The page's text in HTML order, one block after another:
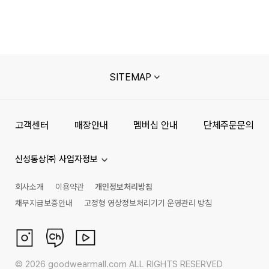
SITEMAP
고객센터 매장안내 멤버십 안내 단체주문문의
신성통상㈜ 사업자정보
회사소개 이용약관
개인정보처리방침
채무지급보증안내
고정형 영상정보처리기기 운영관리 방침
© 2026 goodwearmall.com ALL RIGHTS RESERVED